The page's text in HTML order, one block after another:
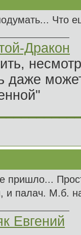
Что
Дракон
даже
пришло...
и палач. М.б.
Евгений